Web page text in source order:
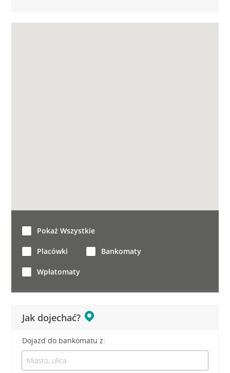
Jak dojechać?
Dojazd do bankomatu z:
Pokaż Wszystkie
Placówki Bankomaty
Wpłatomaty